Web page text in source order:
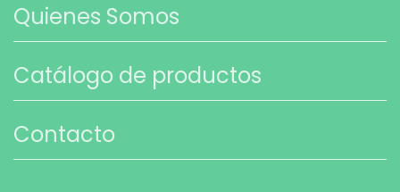
Quienes Somos
Catálogo de productos
Contacto